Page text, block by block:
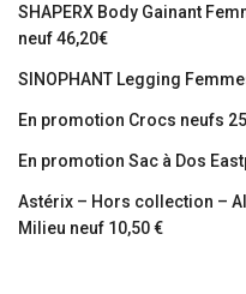
SHAPERX Body Gainant
neuf 46,20€
SINOPHANT Legging
En promotion Crocs neufs
En promotion Sac à Dos
Astérix – Hors collection –
Milieu neuf 10,50 €